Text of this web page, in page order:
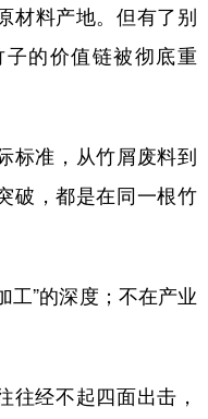
材料产地。但有了别
的价值链被彻底重
准，从竹屑废料到
破，都是在同一根竹
”的深度；不在产业
经不起四面出击，